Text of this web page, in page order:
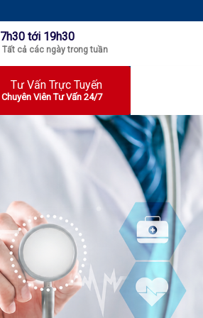
7h30 tới 19h30
Tất cả các ngày trong tuần
Tư Vấn Trực Tuyến
Chuyên Viên Tư Vấn 24/7